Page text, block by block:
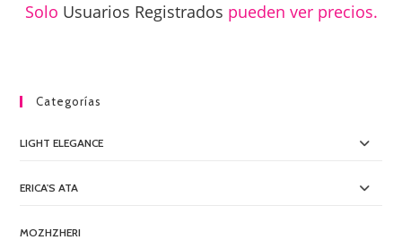
Solo Usuarios Registrados pueden ver precios.
Categorías
LIGHT ELEGANCE
ERICA'S ATA
MOZHZHERI